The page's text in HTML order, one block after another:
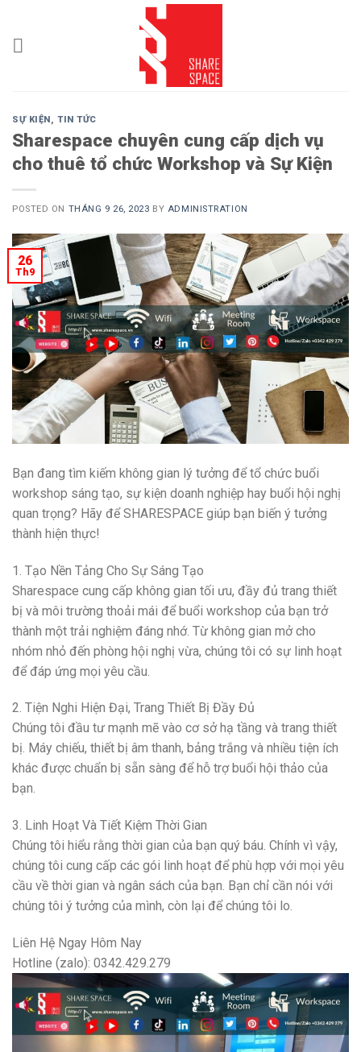
content
SỰ KIỆN,TIN TỨC
Sharespace chuyên cung cấp dịch vụ
cho thuê tổ chức Workshop và Sự Kiện
POSTED ON THÁNG 9 26, 2023 BY ADMINISTRATION
26
Th9
Bạn đang tìm kiếm không gian lý tưởng để tổ chức buổi
workshop sáng tạo, sự kiện doanh nghiệp hay buổi hội nghị
quan trọng? Hãy để SHARESPACE giúp bạn biến ý tưởng
thành hiện thực!
1. Tạo Nền Tảng Cho Sự Sáng Tạo
Sharespace cung cấp không gian tối ưu, đầy đủ trang thiết
bị và môi trường thoải mái để buổi workshop của bạn trở
thành một trải nghiệm đáng nhớ. Từ không gian mở cho
nhóm nhỏ đến phòng hội nghị vừa, chúng tôi có sự linh hoạt
để đáp ứng mọi yêu cầu.
2. Tiện Nghi Hiện Đại, Trang Thiết Bị Đầy Đủ
Chúng tôi đầu tư mạnh mẽ vào cơ sở hạ tầng và trang thiết
bị. Máy chiếu, thiết bị âm thanh, bảng trắng và nhiều tiện ích
khác được chuẩn bị sẵn sàng để hỗ trợ buổi hội thảo của
bạn.
3. Linh Hoạt Và Tiết Kiệm Thời Gian
Chúng tôi hiểu rằng thời gian của bạn quý báu. Chính vì vậy,
chúng tôi cung cấp các gói linh hoạt để phù hợp với mọi yêu
cầu về thời gian và ngân sách của bạn. Bạn chỉ cần nói với
chúng tôi ý tưởng của mình, còn lại để chúng tôi lo.
Liên Hệ Ngay Hôm Nay
Hotline (zalo): 0342.429.279